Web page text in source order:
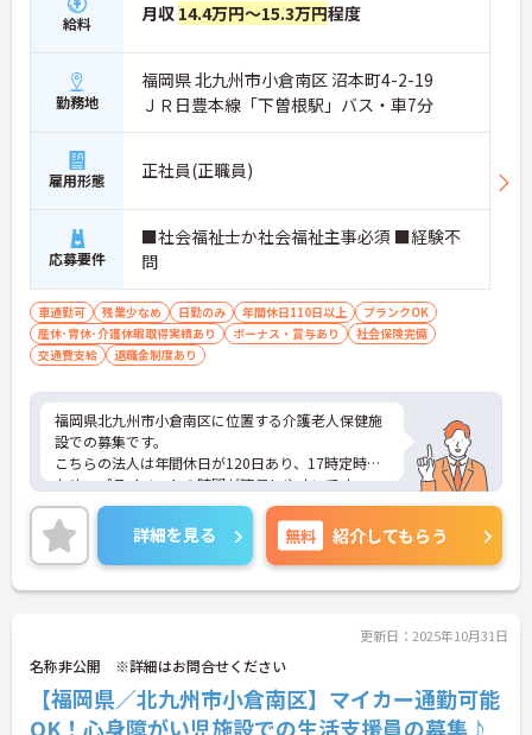
給料 月収 14.4万円～15.3万円程度
勤務地
福岡県 北九州市小倉南区 沼本町4-2-19
ＪＲ日豊本線「下曽根駅」バス・車7分
雇用形態 正社員(正職員)
応募要件
■社会福祉士か社会福祉主事必須 ■経験不
問
車通勤可 残業少なめ 日勤のみ 年間休日110日以上
ブランクOK
産休･育休･介護休暇取得実績あり
ボーナス・賞与あり
社会保険完備
交通費支給
退職金制度あり
福岡県北九州市小倉南区に位置する介護老人保健施
設での募集です。
こちらの法人は年間休日が120日あり、17時定時の
ため、プライベートの時間が確保しやすいです。
ご興味のある方はご面接のポイントをお伝えします
ので、お気軽にお問い合わせください。
詳細を見る 無料 紹介してもらう
更新日：2025年10月31日
名称非公開 ※詳細はお問合せください
【福岡県／北九州市小倉南区】マイカー通勤可能
OK！心身障がい児施設での生活支援員の募集♪